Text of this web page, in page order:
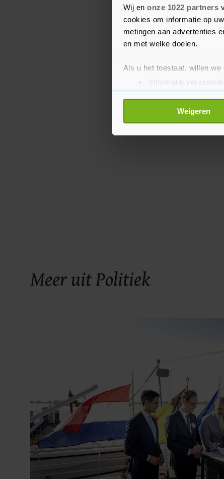
Wij en onze 1022 partners
cookies om informatie op
metingen aan advertenties
en met welke doelen.
Als u het toestaat, willen we
Informatie
Uw apparaat
Lees meer over hoe uw
toestemming op elk
Weigeren
Amerikaanse media
Oekraïne opschorten.
Meer uit Politiek